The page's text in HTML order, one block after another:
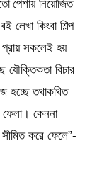
পেশায় নিয়োজিত
লেখা কিংবা শিল্প
সকলেই হয়
যৌক্তিকতা বিচার
হচ্ছে তথাকথিত
ফেলা। কেননা
সীমিত করে ফেলে”-